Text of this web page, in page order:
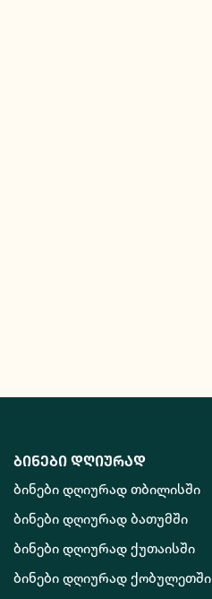
ბინები დღიურად
ბინები დღიურად თბილისში
ბინები დღიურად ბათუმში
ბინები დღიურად ქუთაისში
ბინები დღიურად ქობულეთში